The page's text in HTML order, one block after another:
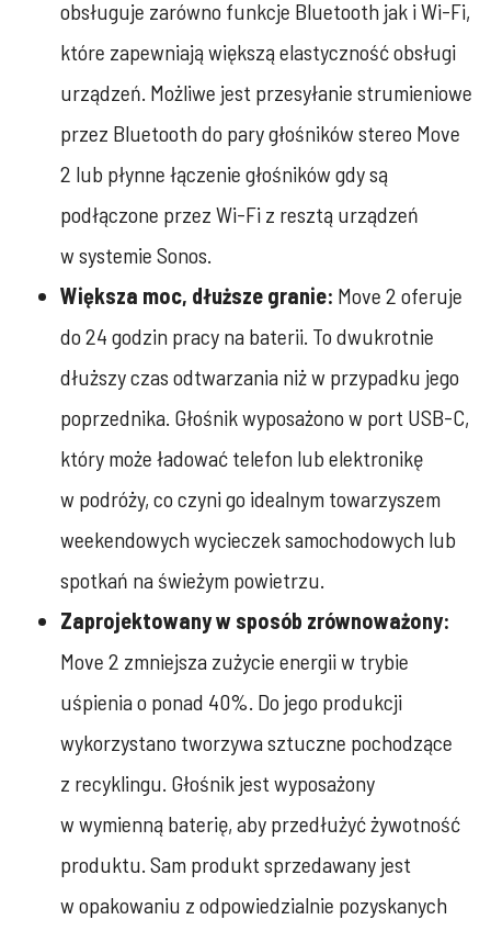
obsługuje zarówno funkcje Bluetooth jak i Wi-Fi,
które zapewniają większą elastyczność obsługi
urządzeń. Możliwe jest przesyłanie strumieniowe
przez Bluetooth do pary głośników stereo Move
2 lub płynne łączenie głośników gdy są
podłączone przez Wi-Fi z resztą urządzeń
w systemie Sonos.
Większa moc, dłuższe granie: Move 2 oferuje
do 24 godzin pracy na baterii. To dwukrotnie
dłuższy czas odtwarzania niż w przypadku jego
poprzednika. Głośnik wyposażono w port USB-C,
który może ładować telefon lub elektronikę
w podróży, co czyni go idealnym towarzyszem
weekendowych wycieczek samochodowych lub
spotkań na świeżym powietrzu.
Zaprojektowany w sposób zrównoważony:
Move 2 zmniejsza zużycie energii w trybie
uśpienia o ponad 40%. Do jego produkcji
wykorzystano tworzywa sztuczne pochodzące
z recyklingu. Głośnik jest wyposażony
w wymienną baterię, aby przedłużyć żywotność
produktu. Sam produkt sprzedawany jest
w opakowaniu z odpowiedzialnie pozyskanych